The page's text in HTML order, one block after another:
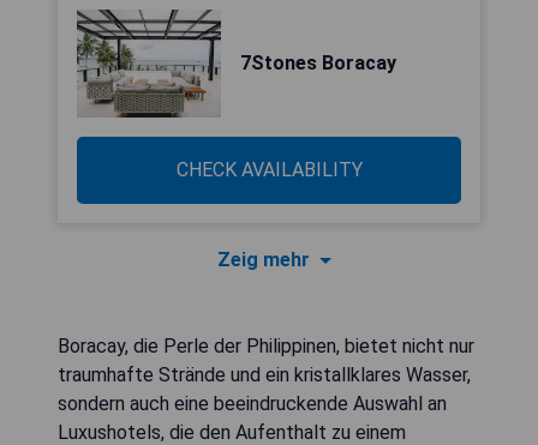
7Stones Boracay
CHECK AVAILABILITY
Zeig mehr
Boracay, die Perle der Philippinen, bietet nicht nur
traumhafte Strände und ein kristallklares Wasser,
sondern auch eine beeindruckende Auswahl an
Luxushotels, die den Aufenthalt zu einem